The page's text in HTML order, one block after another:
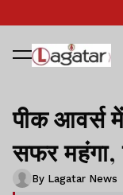
पीक आवर्स
सफर महंगा,
By Lagatar News